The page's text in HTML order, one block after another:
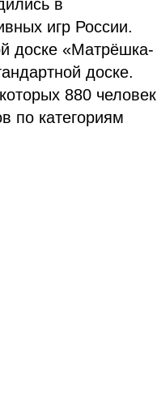
в
игр России.
доске «Матрёшка-
доске.
880 человек
по категориям